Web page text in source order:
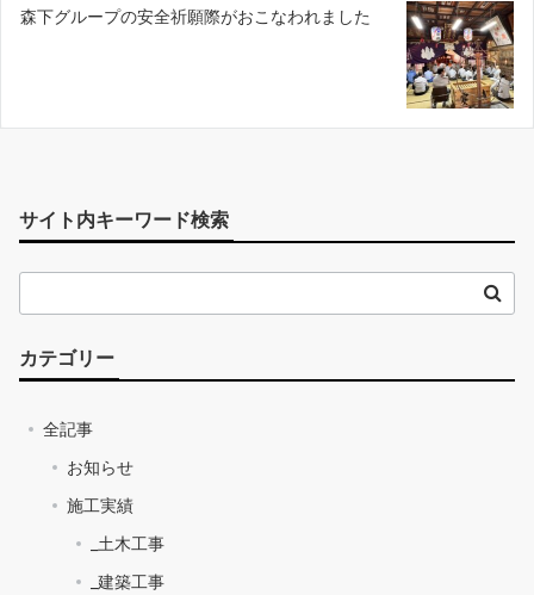
森下グループの安全祈願際がおこなわれました
サイト内キーワード検索
カテゴリー
全記事
お知らせ
施工実績
_土木工事
_建築工事